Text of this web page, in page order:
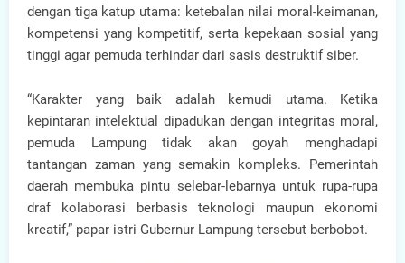
dengan tiga katup utama: ketebalan nilai moral-keimanan,
kompetensi yang kompetitif, serta kepekaan sosial yang
tinggi agar pemuda terhindar dari sasis destruktif siber.
“Karakter yang baik adalah kemudi utama. Ketika
kepintaran intelektual dipadukan dengan integritas moral,
pemuda Lampung tidak akan goyah menghadapi
tantangan zaman yang semakin kompleks. Pemerintah
daerah membuka pintu selebar-lebarnya untuk rupa-rupa
draf kolaborasi berbasis teknologi maupun ekonomi
kreatif,” papar istri Gubernur Lampung tersebut berbobot.